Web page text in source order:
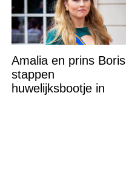
Amalia en prins Boris
stappen
huwelijksbootje in